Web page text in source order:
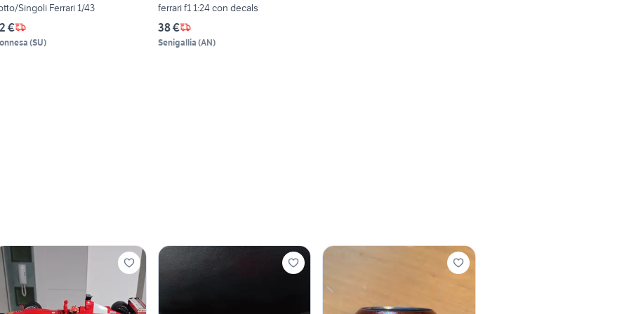
Singoli Ferrari 1/43
€
(SU)
ferrari f1 1:24 con decals
38 €
Senigallia (AN)